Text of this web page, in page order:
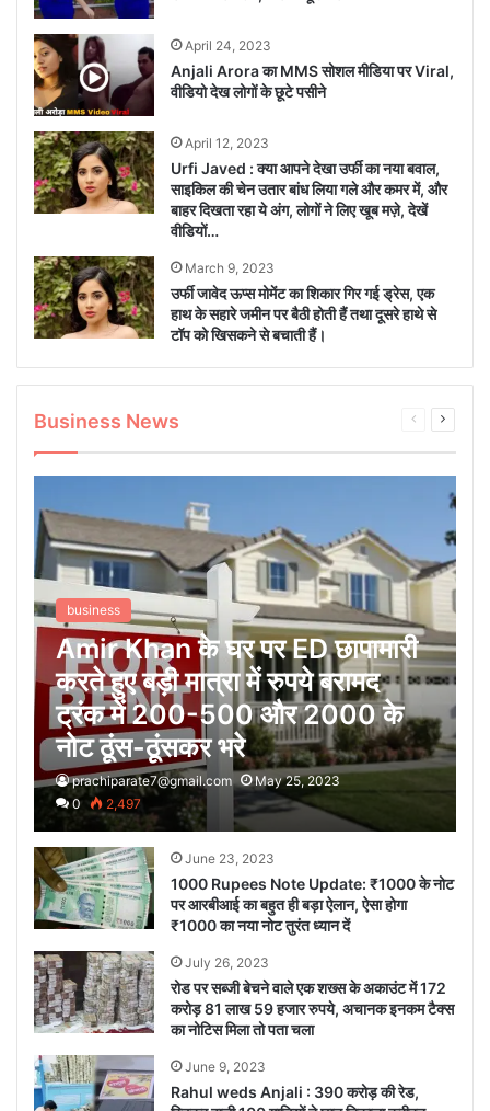
April 24, 2023
Anjali Arora का MMS सोशल मीडिया पर Viral,
वीडियो देख लोगों के छूटे पसीने
April 12, 2023
Urfi Javed : क्या आपने देखा उर्फी का नया बवाल,
साइकिल की चेन उतार बांध लिया गले और कमर में, और
बाहर दिखता रहा ये अंग, लोगों ने लिए खूब मज़े, देखें
वीडियों…
March 9, 2023
उर्फी जावेद ऊप्स मोमेंट का शिकार गिर गई ड्रेस, एक
हाथ के सहारे जमीन पर बैठी होती हैं तथा दूसरे हाथे से
टॉप को खिसकने से बचाती हैं।
Business News
Previous
Next
business
Amir Khan के घर पर ED छापामारी
करते हुए बड़ी मात्रा में रुपये बरामद
ट्रंक में 200-500 और 2000 के
नोट ठूंस-ठूंसकर भरे
prachiparate7@gmail.com
May 25, 2023
0
2,497
June 23, 2023
1000 Rupees Note Update: ₹1000 के नोट
पर आरबीआई का बहुत ही बड़ा ऐलान, ऐसा होगा
₹1000 का नया नोट तुरंत ध्यान दें
July 26, 2023
रोड पर सब्जी बेचने वाले एक शख्स के अकाउंट में 172
करोड़ 81 लाख 59 हजार रुपये, अचानक इनकम टैक्स
का नोटिस मिला तो पता चला
June 9, 2023
Rahul weds Anjali : 390 करोड़ की रेड,